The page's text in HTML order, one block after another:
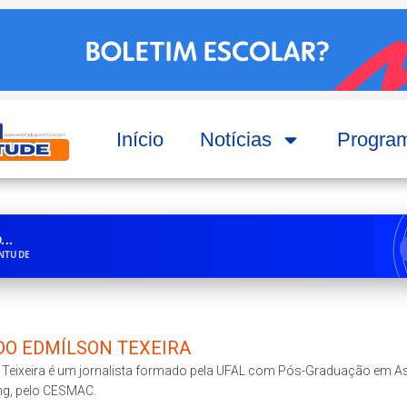
Início Notícias
EDMÍLSON TEXEIRA
é um jornalista formado pela UFAL com Pós-Graduação em
pelo CESMAC.